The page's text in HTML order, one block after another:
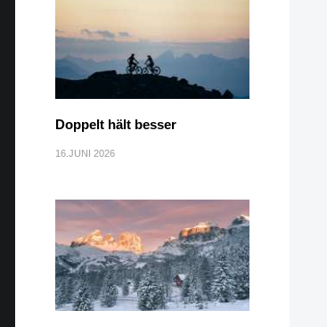
Doppelt hält besser
16.JUNI 2026